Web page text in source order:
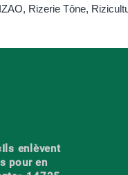
, Rizerie Tône,
enlèvent
pour en